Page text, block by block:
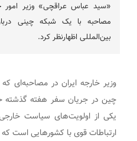
«سید عباس عراقچی» وزیر امور
مصاحبه با یک شبکه چینی
بین‌المللی اظهارنظر کرد.
وزیر خارجه ایران در مصاحبه‌ای
چین در جریان سفر هفته گذشته
یکی از اولویت‌های سیاست
ارتباطات قوی با کشور‌هایی است که